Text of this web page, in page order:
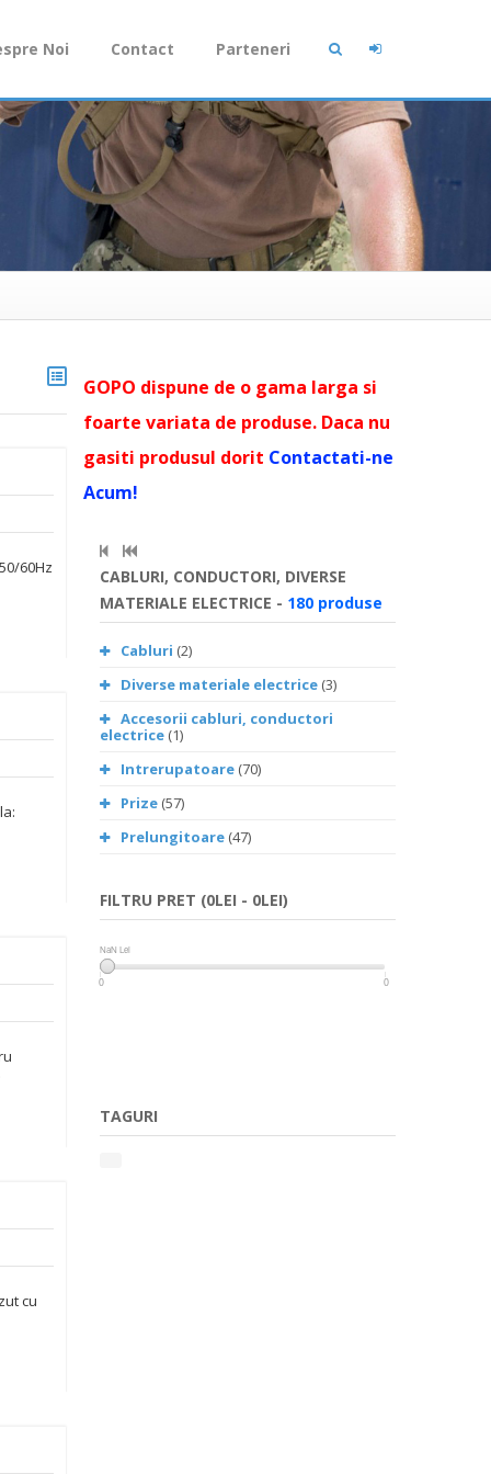
Noi Contact Parteneri
60Hz
cu
GOPO dispune de o gama larga si
foarte variata de produse. Daca nu
gasiti produsul dorit Contactati-ne
Acum!
CABLURI, CONDUCTORI, DIVERSE
MATERIALE ELECTRICE - 180 produse
Cabluri (2)
Diverse materiale electrice (3)
Accesorii cabluri, conductori
electrice (1)
Intrerupatoare (70)
Prize (57)
Prelungitoare (47)
FILTRU PRET (0LEI - 0LEI)
NaN Lei
NaN Lei
0 0
TAGURI